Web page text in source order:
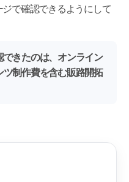
で確認できるようにして
きたのは、オンライン
制作費を含む販路開拓